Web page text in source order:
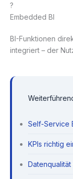
?
Embedded BI
BI-Funktionen
integriert – der
Self-Service
KPIs richtig
Datenqualität